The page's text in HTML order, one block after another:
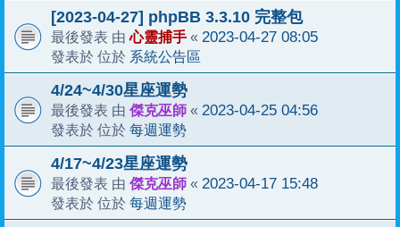
[2023-04-27] phpBB 3.3.10 完整包
最後發表 由心靈捕手 « 2023-04-27 08:05
發表於 位於 系統公告區
4/24~4/30星座運勢
最後發表 由 傑克巫師 « 2023-04-25 04:56
發表於 位於 每週運勢
4/17~4/23星座運勢
最後發表 由 傑克巫師 « 2023-04-17 15:48
發表於 位於 每週運勢